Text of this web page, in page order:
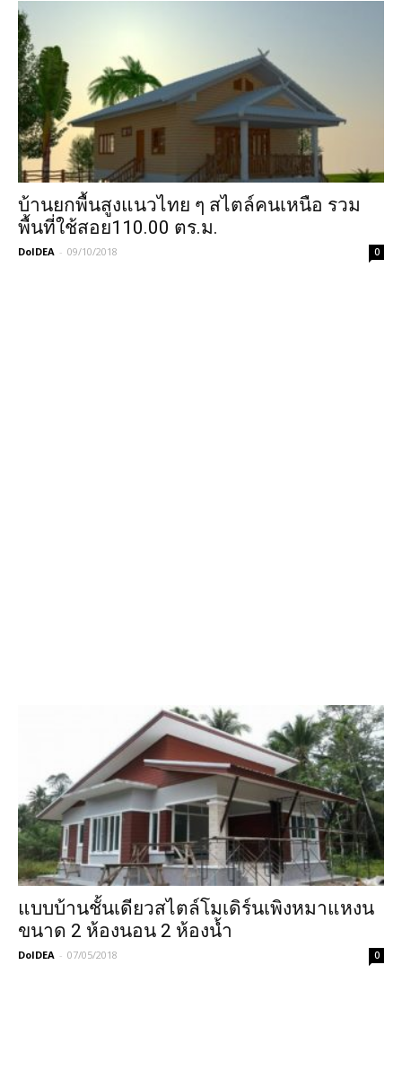
บ้านยกพื้นสูงแนวไทย ๆ สไตล์คนเหนือ รวม
พื้นที่ใช้สอย110.00 ตร.ม.
DoIDEA - 09/10/2018 0
แบบบ้านชั้นเดียวสไตล์โมเดิร์นเพิงหมาแหงน
ขนาด 2 ห้องนอน 2 ห้องน้ำ
DoIDEA - 07/05/2018 0